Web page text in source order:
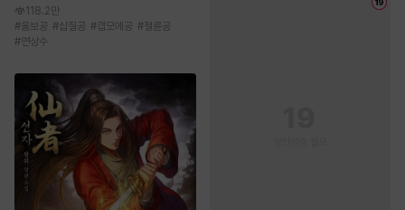
118.2만
#울보공 #삽질공 #갭모에공 #절륜공
#연상수